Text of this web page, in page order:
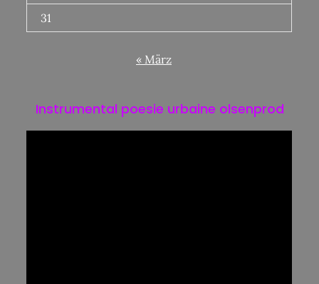
31
« März
Instrumental poesie urbaine olsenprod